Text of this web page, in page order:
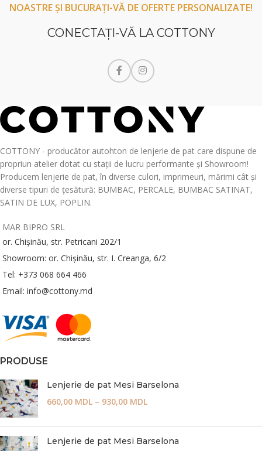
NOASTRE ȘI BUCURAȚI-VĂ DE OFERTE PERSONALIZATE!
CONECTAŢI-VĂ LA COTTONY
COTTONY - producător autohton de lenjerie de pat care dispune de
propriun atelier dotat cu stații de lucru performante și Showroom!
Producem lenjerie de pat, în diverse culori, imprimeuri, mărimi cât și
diverse tipuri de țesătură: BUMBAC, PERCALE, BUMBAC SATINAT,
SATIN DE LUX, POPLIN.
MAR BIPRO SRL
or. Chișinău, str. Petricani 202/1
Showroom: or. Chișinău, str. I. Creanga, 6/2
Tel: +373 068 664 466
Email: info@cottony.md
PRODUSE
Lenjerie de pat Mesi Barselona
660,00 MDL – 930,00 MDL
Lenjerie de pat Mesi Barselona